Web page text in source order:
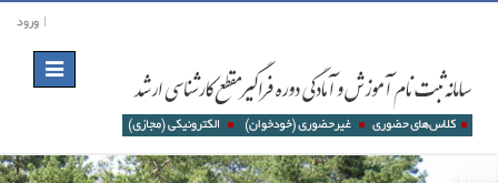
ورود
Toggle
navigation